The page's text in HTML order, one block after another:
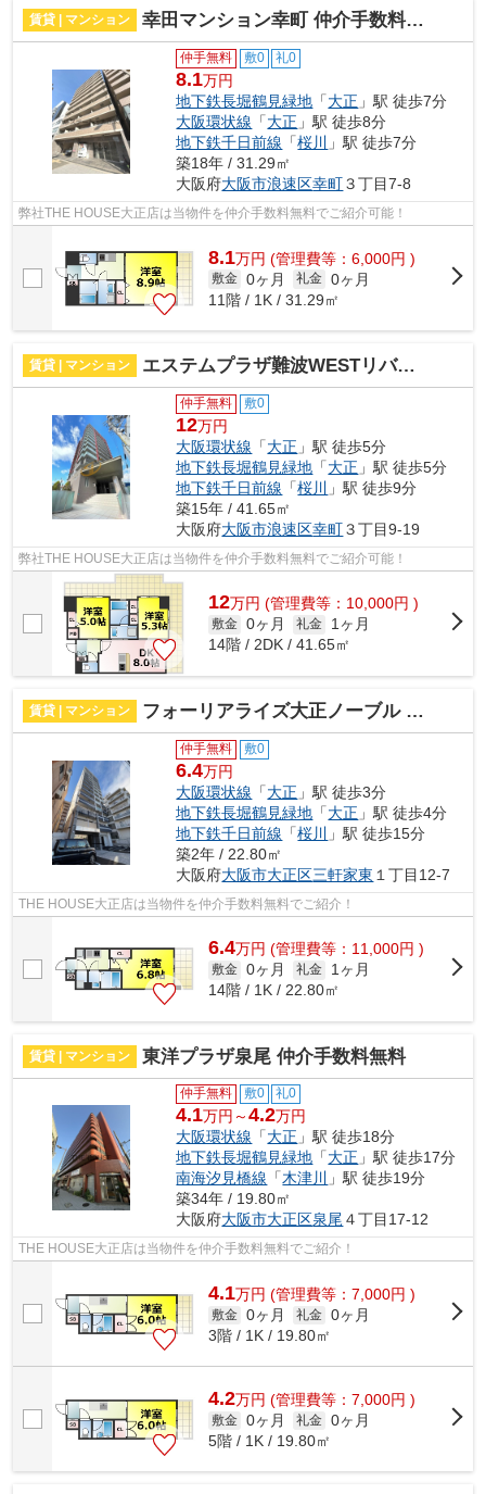
賃貸 | マンション 幸田マンション幸町 仲介手数料無料
仲手無料 敷0 礼0
8.1万円
地下鉄長堀鶴見緑地 「大正 」駅 徒歩7分
大阪環状線 「大正 」駅 徒歩8分
地下鉄千日前線 「桜川
」駅 徒歩7分
築18年 / 31.29㎡
大阪府大阪市浪速区幸町３丁目7-8
弊社THE HOUSE大正店は当物件を仲介手数料無料でご紹介可能！
8.1万円 (管理費等：6,000円 )
敷金 0ヶ月 礼金 0ヶ月
11階 / 1K / 31.29㎡
賃貸 | マンション エステムプラザ難波WESTリバークロス 仲介手数料無料
仲手無料 敷0
12万円
大阪環状線 「大正 」駅 徒歩5分
地下鉄長堀鶴見緑地 「大正 」駅 徒歩5分
地下鉄千日前線 「桜川
」駅 徒歩9分
築15年 / 41.65㎡
大阪府大阪市浪速区幸町３丁目9-19
弊社THE HOUSE大正店は当物件を仲介手数料無料でご紹介可能！
12万円 (管理費等：10,000円 )
敷金 0ヶ月 礼金
1ヶ月
14階 / 2DK / 41.65㎡
賃貸 | マンション フォーリアライズ大正ノーブル 仲介手数料無料
仲手無料 敷0
6.4万円
大阪環状線 「大正 」駅 徒歩3分
地下鉄長堀鶴見緑地 「大正 」駅 徒歩4分
地下鉄千日前線 「桜川
」駅 徒歩15分
築2年 / 22.80㎡
大阪府大阪市大正区三軒家東 １丁目12-7
THE HOUSE大正店は当物件を仲介手数料無料でご紹介！
6.4万円 (管理費等：11,000円 )
敷金 0ヶ月 礼金
1ヶ月
14階 / 1K / 22.80㎡
賃貸 | マンション 東洋プラザ泉尾 仲介手数料無料
仲手無料 敷0 礼0
4.1万円～4.2万円
大阪環状線 「大正 」駅 徒歩18分
地下鉄長堀鶴見緑地 「大正 」駅 徒歩17分
南海汐見橋線 「木津川
」駅 徒歩19分
築34年 / 19.80㎡
大阪府大阪市大正区泉尾４丁目17-12
THE HOUSE大正店は当物件を仲介手数料無料でご紹介！
4.1万円 (管理費等：7,000円 )
敷金 0ヶ月 礼金 0ヶ月
3階 / 1K / 19.80㎡
4.2万円 (管理費等：7,000円 )
敷金 0ヶ月 礼金 0ヶ月
5階 / 1K / 19.80㎡